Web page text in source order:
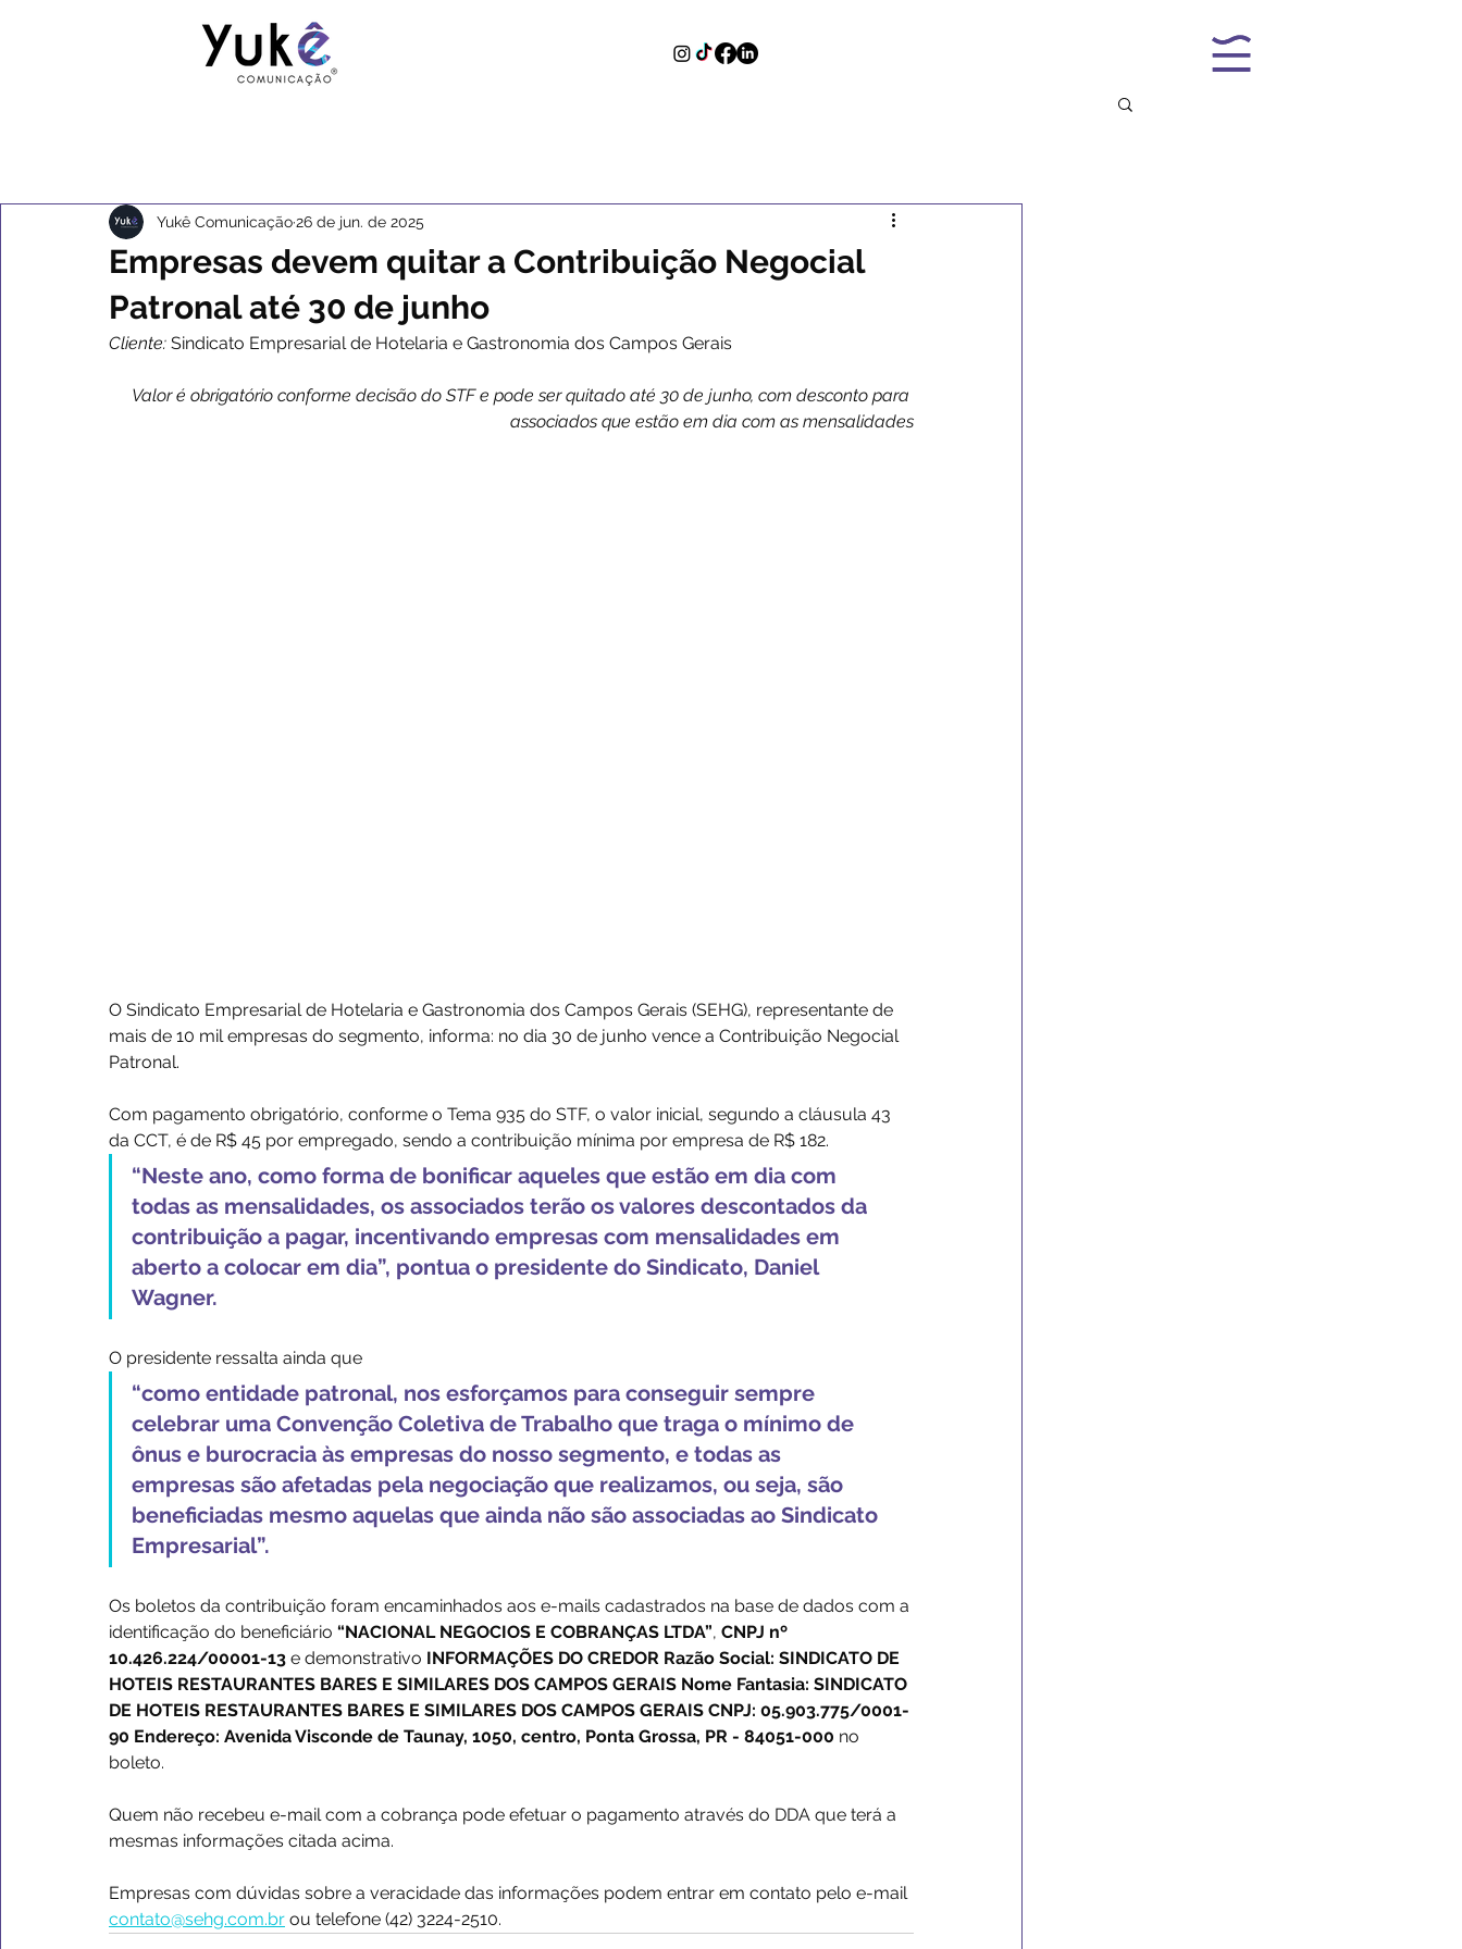
Empresas devem quitar a Contribuição Negocial
Patronal até 30 de junho
Yukê Comunicação26 de jun. de 2025
Cliente: Sindicato Empresarial de Hotelaria e Gastronomia dos Campos Gerais
Valor é obrigatório conforme decisão do STF e pode ser quitado até 30 de junho, com desconto para
associados que estão em dia com as mensalidades
O Sindicato Empresarial de Hotelaria e Gastronomia dos Campos Gerais (SEHG), representante de
mais de 10 mil empresas do segmento, informa: no dia 30 de junho vence a Contribuição Negocial
Patronal.
Com pagamento obrigatório, conforme o Tema 935 do STF, o valor inicial, segundo a cláusula 43
da CCT, é de R$ 45 por empregado, sendo a contribuição mínima por empresa de R$ 182.
“Neste ano, como forma de bonificar aqueles que estão em dia com
todas as mensalidades, os associados terão os valores descontados da
contribuição a pagar, incentivando empresas com mensalidades em
aberto a colocar em dia”, pontua o presidente do Sindicato, Daniel
Wagner.
O presidente ressalta ainda que
“como entidade patronal, nos esforçamos para conseguir sempre
celebrar uma Convenção Coletiva de Trabalho que traga o mínimo de
ônus e burocracia às empresas do nosso segmento, e todas as
empresas são afetadas pela negociação que realizamos, ou seja, são
beneficiadas mesmo aquelas que ainda não são associadas ao Sindicato
Empresarial”.
Os boletos da contribuição foram encaminhados aos e-mails cadastrados na base de dados com a
identificação do beneficiário “NACIONAL NEGOCIOS E COBRANÇAS LTDA”, CNPJ nº
10.426.224/00001-13 e demonstrativo INFORMAÇÕES DO CREDOR Razão Social: SINDICATO DE
HOTEIS RESTAURANTES BARES E SIMILARES DOS CAMPOS GERAIS Nome Fantasia: SINDICATO
DE HOTEIS RESTAURANTES BARES E SIMILARES DOS CAMPOS GERAIS CNPJ: 05.903.775/0001-
90 Endereço: Avenida Visconde de Taunay, 1050, centro, Ponta Grossa, PR - 84051-000 no
boleto.
Quem não recebeu e-mail com a cobrança pode efetuar o pagamento através do DDA que terá a
mesmas informações citada acima.
Empresas com dúvidas sobre a veracidade das informações podem entrar em contato pelo e-mail
contato@sehg.com.br ou telefone (42) 3224-2510.